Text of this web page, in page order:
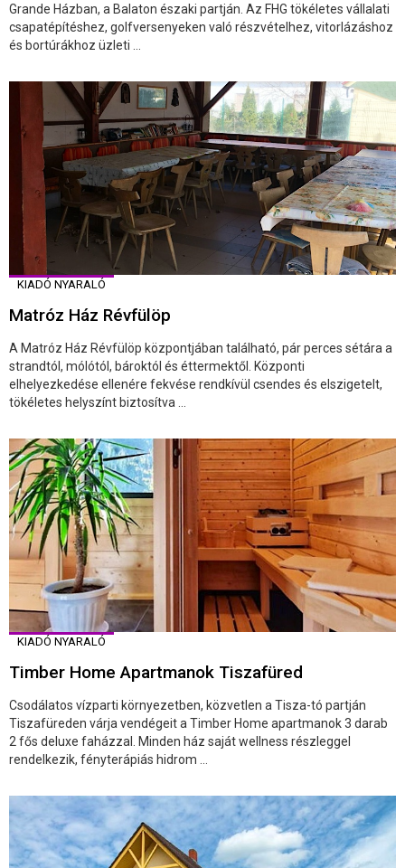
Grande Házban, a Balaton északi partján. Az FHG tökéletes vállalati
csapatépítéshez, golfversenyeken való részvételhez, vitorlázáshoz
és bortúrákhoz üzleti ...
KIADÓ NYARALÓ
Matróz Ház Révfülöp
A Matróz Ház Révfülöp központjában található, pár perces sétára a
strandtól, mólótól, bároktól és éttermektől. Központi
elhelyezkedése ellenére fekvése rendkívül csendes és elszigetelt,
tökéletes helyszínt biztosítva ...
KIADÓ NYARALÓ
Timber Home Apartmanok Tiszafüred
Csodálatos vízparti környezetben, közvetlen a Tisza-tó partján
Tiszafüreden várja vendégeit a Timber Home apartmanok 3 darab
2 fős deluxe faházzal. Minden ház saját wellness részleggel
rendelkezik, fényterápiás hidrom ...